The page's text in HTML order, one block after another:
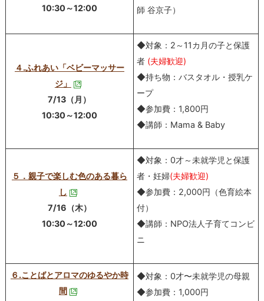
10:30～12:00
師 谷京子）
４.ふれあい「ベビーマッサー
ジ」
7/13（月）
10:30～12:00
◆対象：2～11カ月の子と保護
者(夫婦歓迎)
◆持ち物：バスタオル・授乳ケ
ープ
◆参加費：1,800円
◆講師：Mama & Baby
５．親子で楽しむ色のある暮ら
し
7/16（木）
10:30～12:00
◆対象：0才～未就学児と保護
者・妊婦(夫婦歓迎)
◆参加費：2,000円（色育絵本
付）
◆講師：NPO法人子育てコンビ
ニ
６.ことばとアロマのゆるやか時
間
◆対象：0才〜未就学児の母親
◆参加費：1,000円